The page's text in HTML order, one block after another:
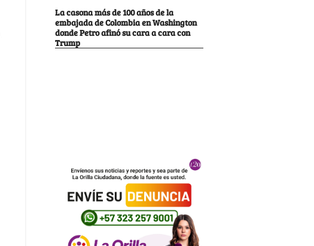
La casona más de 100 años de la
embajada de Colombia en Washington
donde Petro afinó su cara a cara con
Trump